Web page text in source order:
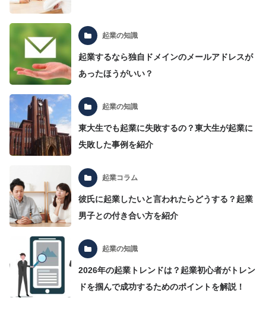
起業の知識
起業するなら独自ドメインのメールアドレスが
あったほうがいい？
起業の知識
東大生でも起業に失敗するの？東大生が起業に
失敗した事例を紹介
起業コラム
彼氏に起業したいと言われたらどうする？起業
男子との付き合い方を紹介
起業の知識
2026年の起業トレンドは？起業初心者がトレン
ドを掴んで成功するためのポイントを解説！